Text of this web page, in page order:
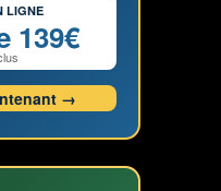
LIGNE
139€
→